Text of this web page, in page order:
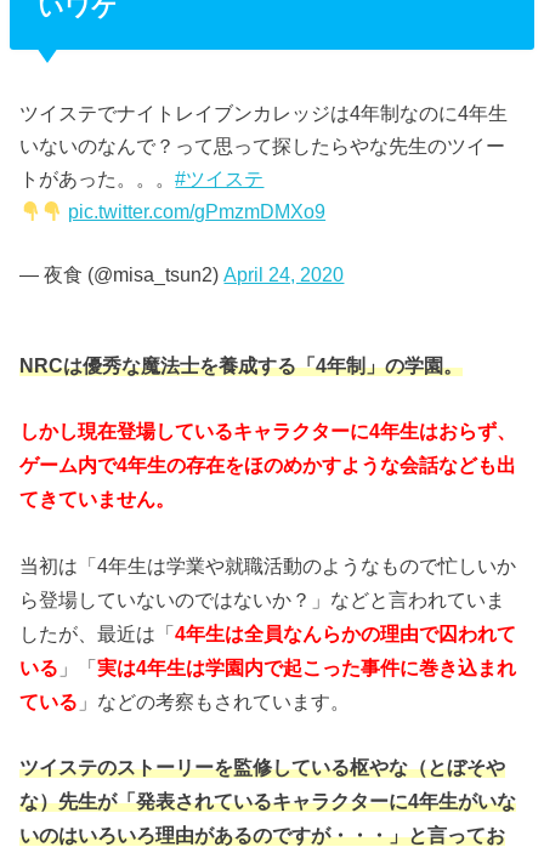
いワケ
ツイステでナイトレイブンカレッジは4年制なのに4年生
いないのなんで？って思って探したらやな先生のツイー
トがあった。。。#ツイステ
pic.twitter.com/gPmzmDMXo9
— 夜食 (@misa_tsun2)April 24, 2020
NRCは優秀な魔法士を養成する「4年制」の学園。
しかし現在登場しているキャラクターに4年生はおらず、
ゲーム内で4年生の存在をほのめかすような会話なども出
てきていません。
当初は「4年生は学業や就職活動のようなもので忙しいか
ら登場していないのではないか？」などと言われていま
したが、最近は「4年生は全員なんらかの理由で囚われて
いる 」「実は4年生は学園内で起こった事件に巻き込まれ
ている 」などの考察もされています。
ツイステのストーリーを監修している枢やな（とぼそや
な）先生が「発表されているキャラクターに4年生がいな
いのはいろいろ理由があるのですが・・・」と言ってお